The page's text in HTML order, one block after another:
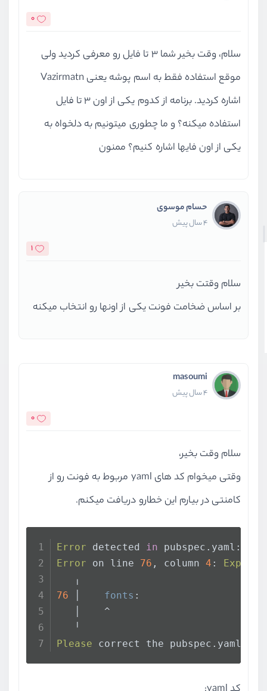
0
سلام، وقت بخیر شما 3 تا فایل رو معرفی کردید ولی
موقع استفاده فقط به اسم پوشه یعنی Vazirmatn
اشاره کردید. برنامه از کدوم یکی از اون 3 تا فایل
استفاده میکنه؟ و ما چطوری میتونیم به دلخواه به
یکی از اون فایها اشاره کنیم؟ ممنون
حسام موسوی
4 سال پیش
1
سلام وقتت بخیر
بر اساس ضخامت فونت یکی از اونها رو انتخاب میکنه
masoumi
4 سال پیش
0
سلام وقت بخیر،
وقتی میخوام کد های yaml مربوط به فونت رو از
کامنتی در بیارم این خطارو دریافت میکنم.
Error detected in pubspec. yaml :
Error on line 76 , column 4 :
   ╷
76
fonts :
   │    ^
   ╵
Please correct the pubspec. yaml